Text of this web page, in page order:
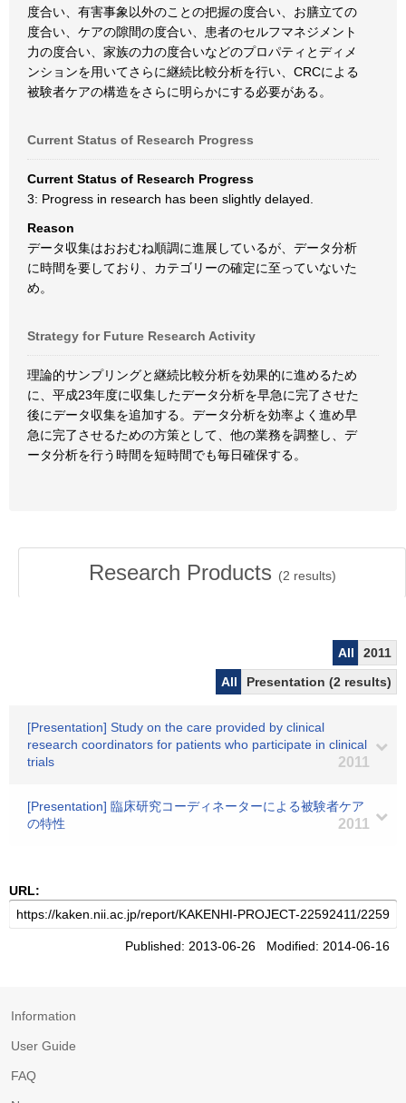
度合い、有害事象以外のことの把握の度合い、お膳立ての
度合い、ケアの隙間の度合い、患者のセルフマネジメント
力の度合い、家族の力の度合いなどのプロパティとディメ
ンションを用いてさらに継続比較分析を行い、CRCによる
被験者ケアの構造をさらに明らかにする必要がある。
Current Status of Research Progress
Current Status of Research Progress
3: Progress in research has been slightly delayed.
Reason
データ収集はおおむね順調に進展しているが、データ分析
に時間を要しており、カテゴリーの確定に至っていないた
め。
Strategy for Future Research Activity
理論的サンプリングと継続比較分析を効果的に進めるため
に、平成23年度に収集したデータ分析を早急に完了させた
後にデータ収集を追加する。データ分析を効率よく進め早
急に完了させるための方策として、他の業務を調整し、デ
ータ分析を行う時間を短時間でも毎日確保する。
Research Products (2 results)
All
2011
All
Presentation (2 results)
[Presentation] Study on the care provided by clinical
research coordinators for patients who participate in clinical
trials
2011
[Presentation] 臨床研究コーディネーターによる被験者ケア
の特性
2011
URL:
Published: 2013-06-26 Modified: 2014-06-16
Information
User Guide
FAQ